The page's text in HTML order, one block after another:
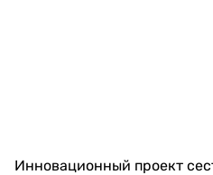
Инновационный проект